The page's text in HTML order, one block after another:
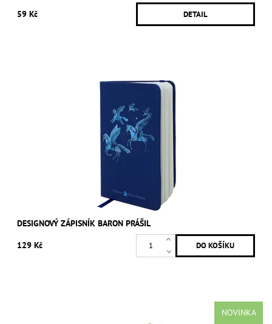
59 Kč DETAIL
DESIGNOVÝ ZÁPISNÍK BARON PRÁŠIL
129 Kč
NOVINKA